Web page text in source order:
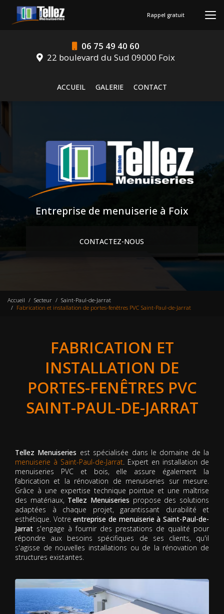
contenu
06 75 49 40 60
22 boulevard du Sud 09000 Foix
ACCUEIL
GALERIE CONTACT
Rappel gratuit
Entreprise de menuiserie à Foix
CONTACTEZ-NOUS
Accueil Secteur
Saint-Paul-de-Jarrat
Fabrication et installation de portes-fenêtres PVC Saint-Paul-de-Jarrat
FABRICATION ET
INSTALLATION DE
PORTES-FENÊTRES PVC
SAINT-PAUL-DE-JARRAT
Tellez Menuiseries est spécialisée dans le domaine de la
menuiserie à Saint-Paul-de-Jarrat. Expert en installation de
menuiseries PVC et bois, elle assure également la
fabrication et la rénovation de menuiseries sur mesure.
Grâce à une expertise technique pointue et une maîtrise
des matériaux, Tellez Menuiseries propose des solutions
adaptées à chaque projet, garantissant durabilité et
esthétique. Votreentreprise de menuiserie à Saint-Paul-de-
Jarrat s'engage à fournir des prestations de qualité pour
répondre aux besoins spécifiques de ses clients, qu'il
s'agisse de nouvelles installations ou de la rénovation de
structures existantes.